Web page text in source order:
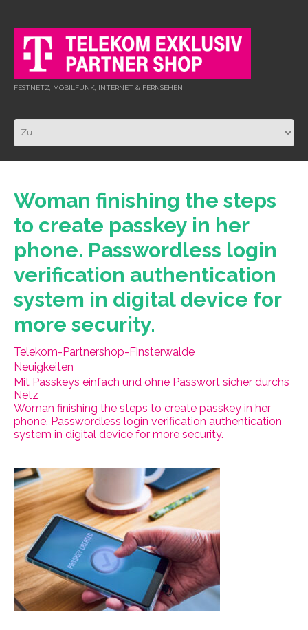
FESTNETZ, MOBILFUNK, INTERNET & FERNSEHEN
Woman finishing the steps
to create passkey in her
phone. Passwordless login
verification authentication
system in digital device for
more security.
Telekom-Partnershop-Finsterwalde
Neuigkeiten
Mit Passkeys einfach und ohne Passwort sicher durchs
Netz
Woman finishing the steps to create passkey in her
phone. Passwordless login verification authentication
system in digital device for more security.